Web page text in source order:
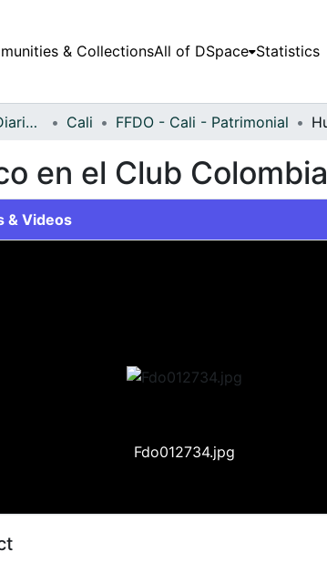
& CollectionsAll of DSpace Statistics
Fondo Fotográfico Diario Occidente Cali FFDO - Cali - Patrimonial
en el Club Colombia
& Videos
Fdo012734.jpg